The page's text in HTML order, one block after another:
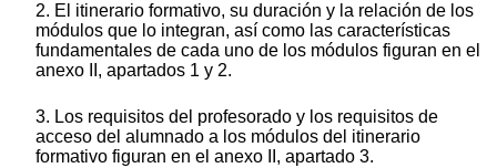
2. El itinerario formativo, su duración y la relación de los
módulos que lo integran, así como las características
fundamentales de cada uno de los módulos figuran en el
anexo II, apartados 1 y 2.
3. Los requisitos del profesorado y los requisitos de
acceso del alumnado a los módulos del itinerario
formativo figuran en el anexo II, apartado 3.